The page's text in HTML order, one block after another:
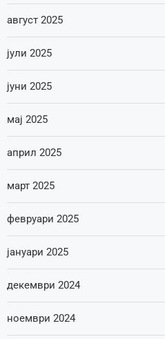
август 2025
јули 2025
јуни 2025
мај 2025
април 2025
март 2025
февруари 2025
јануари 2025
декември 2024
ноември 2024